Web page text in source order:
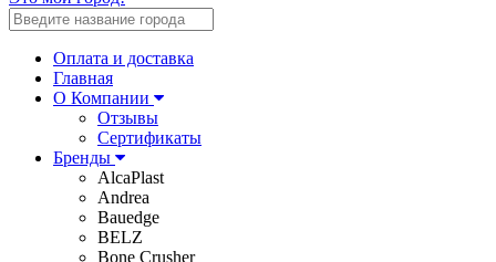
Оплата и доставка
Главная
О Компании
Отзывы
Сертификаты
Бренды
AlcaPlast
Andrea
Bauedge
BELZ
Bone Crusher